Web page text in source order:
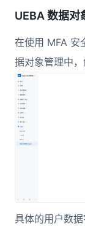
UEBA 数据对
在使用 MFA 安
据对象管理中
具体的用户数